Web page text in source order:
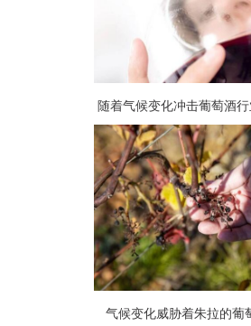
随着气候变化冲击葡萄酒
葡萄收成将推动葡萄
气候变化威胁着朱拉的葡